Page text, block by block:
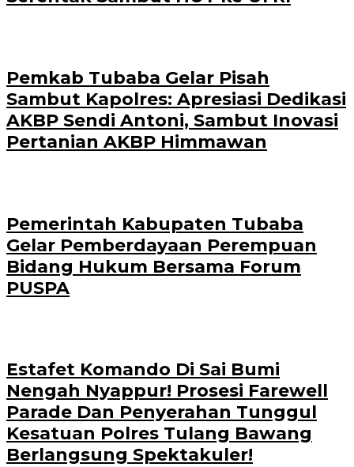
Pemkab Tubaba Gelar Pisah
Sambut Kapolres: Apresiasi Dedikasi
AKBP Sendi Antoni, Sambut Inovasi
Pertanian AKBP Himmawan
Pemerintah Kabupaten Tubaba
Gelar Pemberdayaan Perempuan
Bidang Hukum Bersama Forum
PUSPA
Estafet Komando Di Sai Bumi
Nengah Nyappur! Prosesi Farewell
Parade Dan Penyerahan Tunggul
Kesatuan Polres Tulang Bawang
Berlangsung Spektakuler!